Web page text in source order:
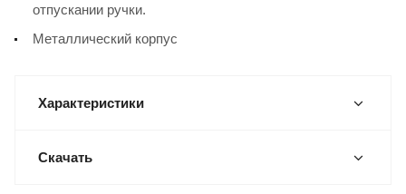
отпускании ручки.
Металлический корпус
Характеристики
Скачать